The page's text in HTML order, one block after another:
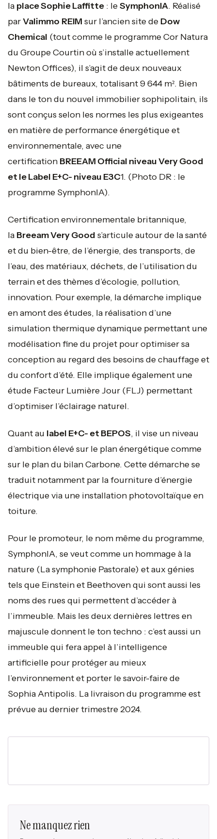
la place Sophie Laffitte : leSymphonIA. Réalisé
parValimmo REIM sur l’ancien site de Dow
Chemical (tout comme le programme Cor Natura
du Groupe Courtin où s’installe actuellement
Newton Offices), il s’agit de deux nouveaux
bâtiments de bureaux, totalisant 9 644 m². Bien
dans le ton du nouvel immobilier sophipolitain, ils
sont conçus selon les normes les plus exigeantes
en matière de performance énergétique et
environnementale, avec une
certification BREEAM Official niveau Very Good
et le Label E+C- niveau E3C1. (Photo DR : le
programme SymphonIA).
Certification environnementale britannique,
la Breeam Very Good s’articule autour de la santé
et du bien-être, de l’énergie, des transports, de
l’eau, des matériaux, déchets, de l’utilisation du
terrain et des thèmes d’écologie, pollution,
innovation. Pour exemple, la démarche implique
en amont des études, la réalisation d’une
simulation thermique dynamique permettant une
modélisation fine du projet pour optimiser sa
conception au regard des besoins de chauffage et
du confort d’été. Elle implique également une
étude Facteur Lumière Jour (FLJ) permettant
d’optimiser l’éclairage naturel.
Quant au label E+C- et BEPOS, il vise un niveau
d’ambition élevé sur le plan énergétique comme
sur le plan du bilan Carbone. Cette démarche se
traduit notamment par la fourniture d’énergie
électrique via une installation photovoltaïque en
toiture.
Pour le promoteur, le nom même du programme,
SymphonIA, se veut comme un hommage à la
nature (La symphonie Pastorale) et aux génies
tels que Einstein et Beethoven qui sont aussi les
noms des rues qui permettent d’accéder à
l’immeuble. Mais les deux dernières lettres en
majuscule donnent le ton techno : c’est aussi un
immeuble qui fera appel à l’intelligence
artificielle pour protéger au mieux
l’environnement et porter le savoir-faire de
Sophia Antipolis. La livraison du programme est
prévue au dernier trimestre 2024.
Ne manquez rien